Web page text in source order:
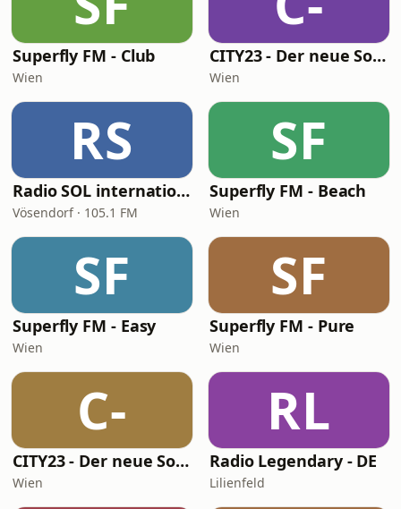
Superfly FM - Club
Wien
CITY23 - Der neue Soundtrack für Wien - Chill, Baby!
Wien
RS
Radio SOL international
Vösendorf · 105.1 FM
SF
Superfly FM - Beach
Wien
SF
Superfly FM - Easy
Wien
SF
Superfly FM - Pure
Wien
C-
CITY23 - Der neue Soundtrack für Wien - Beat, Baby!
Wien
RL
Radio Legendary - DE
Lilienfeld